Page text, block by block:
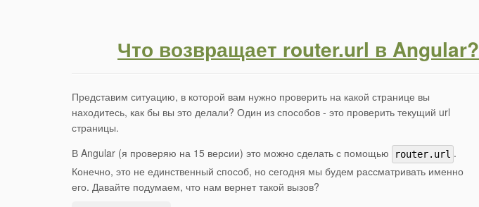
Что возвращает router.url в Angular?
Представим ситуацию, в которой вам нужно проверить на какой странице вы
находитесь, как бы вы это делали? Один из способов - это проверить текущий url
страницы.
В Angular (я проверяю на 15 версии) это можно сделать с помощью
router.url .
Конечно, это не единственный способ, но сегодня мы будем рассматривать именно
его. Давайте подумаем, что нам вернет такой вызов?